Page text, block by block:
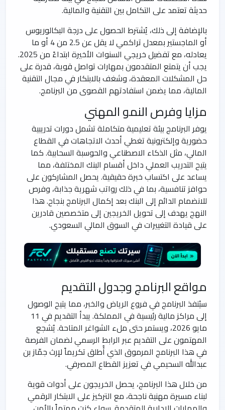
حديثة تعتمد على التكامل بين التقنية والمالية.
بالإضافة إلى ذلك، يُشترط الحصول على درجة البكالوريوس
أو الماجستير بمعدل تراكمي لا يقل عن 2.5 من 4 أو ما
يعادله، مع تفضيل خريجي السنوات الأخيرة ابتداءً من 2025.
يجب أن يتمتع المتقدمون بمهارات تواصل قوية، قدرة على
حل المشكلات المعقدة، وشغف بالابتكار في مجال التقنية
المالية، مما يضمن استفادتهم القصوى من البرنامج.
مزايا وفرص النمو المهني
يوفر البرنامج بيئة تعليمية متكاملة تشمل دورات تدريبية
حضورية وإلكترونية تغطي أحدث الاتجاهات في القطاع
المالي، مثل الذكاء الاصطناعي والحوسبة السحابية. كما
يتيح التدريب العملي داخل أقسام البنك المختلفة، مما
يساعد على اكتساب خبرة حقيقية. يحصل المشاركون على
حوافز تنافسية، بما في ذلك رواتب شهرية جذابة، وفرص
للانضمام الدائم إلى البنك بعد إكمال البرنامج بنجاح. هذا
النهج يهدف إلى تحويل الخريجين إلى متخصصين قادرين
على قيادة التغييرات في السوق المالي السعودي.
مواقع البرنامج وجدول التقديم
سيُنفذ البرنامج في فروع الرياض والخبر، مما يتيح الوصول
إلى مراكز مالية رئيسية في المملكة. يبدأ التقديم في 11
مايو 2026، ويستمر حتى ملء الشواغر المتاحة. يُشجع
المهتمون على التقديم عبر الرابط الرسمي لضمان الفرصة
في هذا البرنامج المرموق الذي أُطلق تكريماً لإرث جمّاز بن
عبدالله السحيمي في تعزيز القطاع المصرفي.
من خلال هذا البرنامج، يحصل الخريجون على أدوات قوية
لبناء مسيرة مهنية ناجحة، مع التركيز على الابتكار الرقمي